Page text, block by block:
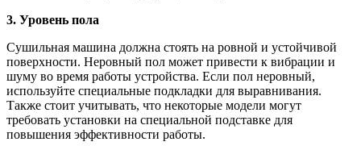
3. Уровень пола
Сушильная машина должна стоять на ровной и устойчивой
поверхности. Неровный пол может привести к вибрации и
шуму во время работы устройства. Если пол неровный,
используйте специальные подкладки для выравнивания.
Также стоит учитывать, что некоторые модели могут
требовать установки на специальной подставке для
повышения эффективности работы.